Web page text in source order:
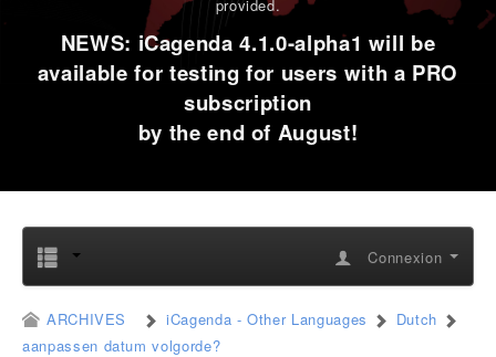
provided.
NEWS: iCagenda 4.1.0-alpha1 will be
available for testing for users with a PRO
subscription
by the end of August!
Connexion
ARCHIVES iCagenda - Other Languages
Dutch
aanpassen datum volgorde?